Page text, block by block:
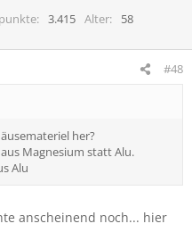
3.415 Alter
58
#48
her?
Magnesium statt Alu.
Alu
anscheinend noch... hier